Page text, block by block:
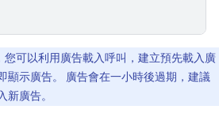
您可以利用廣告載入呼叫，建立預先載入廣
顯示廣告。 廣告會在一小時後過期，建議
新廣告。